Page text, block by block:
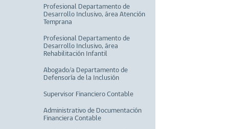
Profesional Departamento de
Desarrollo Inclusivo, área Atención
Temprana
Profesional Departamento de
Desarrollo Inclusivo, área
Rehabilitación Infantil
Abogado/a Departamento de
Defensoría de la Inclusión
Supervisor Financiero Contable
Administrativo de Documentación
Financiera Contable